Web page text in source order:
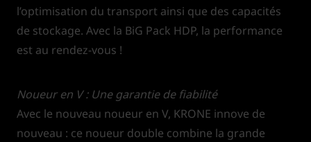
l’optimisation du transport ainsi que des capacités
de stockage. Avec la BiG Pack HDP, la performance
est au rendez-vous !
Noueur en V : Une garantie de fiabilité
Avec le nouveau noueur en V, KRONE innove de
nouveau : ce noueur double combine la grande